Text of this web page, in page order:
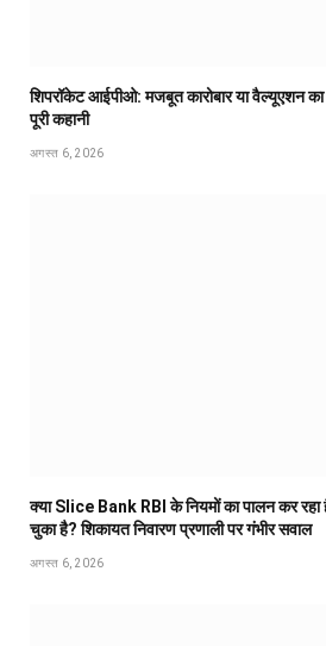
शिपरॉकेट आईपीओ: मजबूत कारोबार या वैल्यूएशन
पूरी कहानी
अगस्त 6, 2026
क्या Slice Bank RBI के नियमों का पालन कर रहा
चुका है? शिकायत निवारण प्रणाली पर गंभीर सवाल
अगस्त 6, 2026